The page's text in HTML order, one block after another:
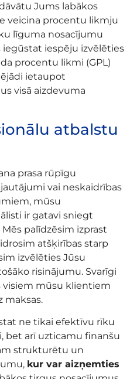
Jums labākos
veicina procentu likmju
līguma nosacījumu
iegūstat iespēju izvēlēties
procentu likmi (GPL)
ietaupot
visā aizdevuma
atbalstu
prasa rūpīgu
vai neskaidrības
mūsu
ir gatavi sniegt
palīdzēsim izprast
atšķirības starp
izvēlēties Jūsu
risinājumu. Svarīgi
visiem mūsu klientiem
maksas.
ne tikai efektīvu rīku
bet arī uzticamu finanšu
strukturētu un
kur var aizņemties